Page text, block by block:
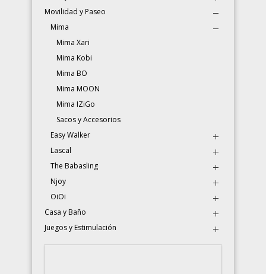
Movilidad y Paseo
Mima
Mima Xari
Mima Kobi
Mima BO
Mima MOON
Mima IZiGo
Sacos y Accesorios
Easy Walker
Lascal
The Babasling
Njoy
OiOi
Casa y Baño
Juegos y Estimulación